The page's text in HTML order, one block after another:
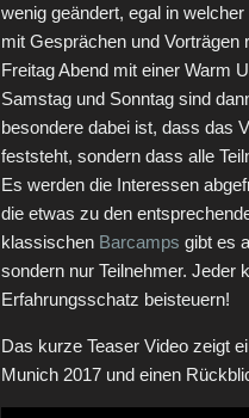
wenig geändert, egal in
mit Gesprächen und
Freitag Abend mit einer Warm
Samstag und Sonntag sind
besondere dabei ist, dass das
feststeht, sondern dass alle
Es werden die Interessen
die etwas zu den
klassischen Barcamps gibt es
sondern nur Teilnehmer. Jeder
Erfahrungsschatz beisteuern!
Das kurze Teaser Video zeigt
Munich 2017 und einen